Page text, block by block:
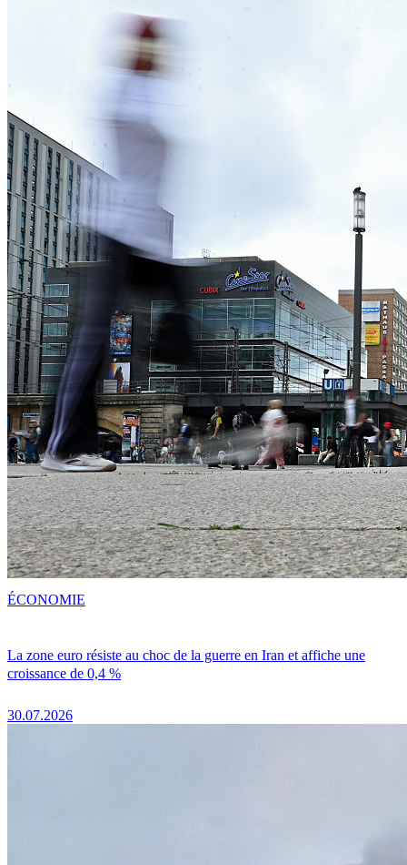
La zone euro résiste au choc de la guerre en Iran et affiche une
croissance de 0,4 %
30.07.2026
ÉCONOMIE